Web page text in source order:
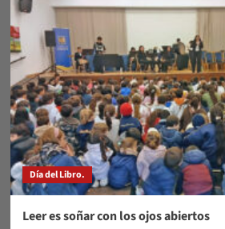
figuritas
diversión.
Día del Libro.
Leer es soñar con los ojos abiertos